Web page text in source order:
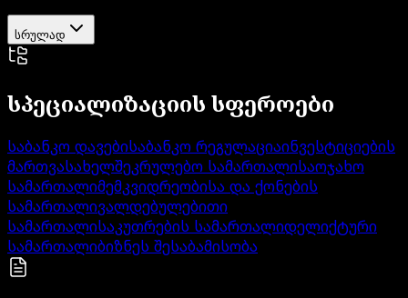
სრულად
სპეციალიზაციის სფეროები
საბანკო დავებისაბანკო რეგულაციაინვესტიციების
მართვასახელშეკრულებო სამართალისაოჯახო
სამართალიმემკვიდრეობისა და ქონების
სამართალივალდებულებითი
სამართალისაკუთრების სამართალიდელიქტური
სამართალიბიზნეს შესაბამისობა